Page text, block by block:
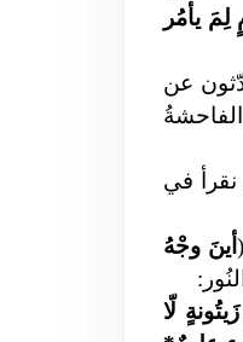
يأمُر
عن
في
أينَ وجْهُ
لّا